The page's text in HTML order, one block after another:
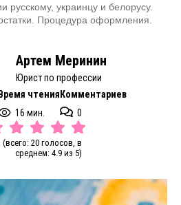
русскому, украинцу и белорусу.
Процедура оформления.
Артем Меринин
Юрист по профессии
Время чтения
16 мин.
Комментариев
0
(всего: 20 голосов, в
среднем: 4.9 из 5)